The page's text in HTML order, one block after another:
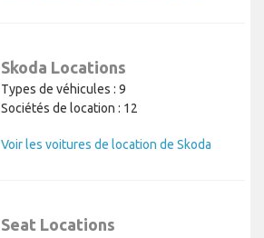
Skoda Locations
Types de véhicules : 9
Sociétés de location : 12
Voir les voitures de location de Skoda
Seat Locations